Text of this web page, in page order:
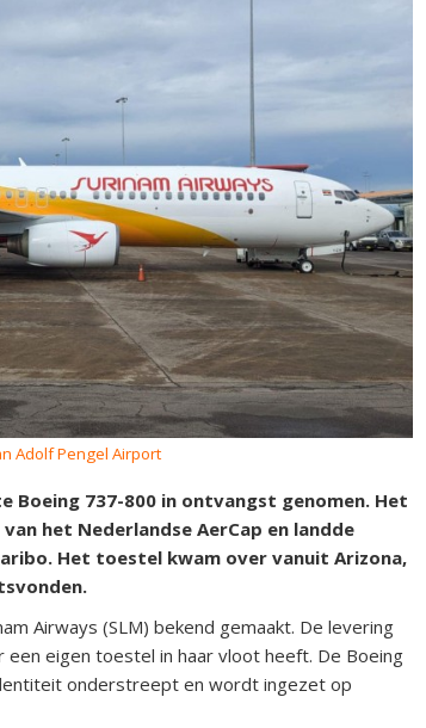
Adolf Pengel Airport
Boeing 737-800 in ontvangst genomen. Het
het Nederlandse AerCap en landde
Het toestel kwam over vanuit Arizona,
Airways (SLM) bekend gemaakt. De levering
eigen toestel in haar vloot heeft. De Boeing
onderstreept en wordt ingezet op